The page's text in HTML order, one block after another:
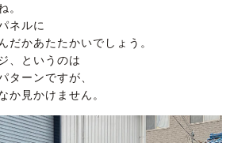
。
ネルに
だかあたたかいでしょう。
、というのは
ターンですが、
か見かけません。